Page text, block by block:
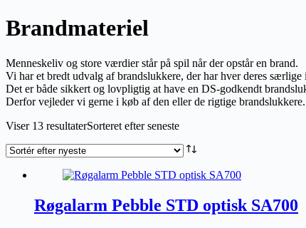
Brandmateriel
Menneskeliv og store værdier står på spil når der opstår en brand.
Vi har et bredt udvalg af brandslukkere, der har hver deres særlige
Det er både sikkert og lovpligtig at have en DS-godkendt
Derfor vejleder vi gerne i køb af den eller de rigtige brandslukkere.
Viser 13 resultaterSorteret efter seneste
Røgalarm Pebble STD optisk SA700